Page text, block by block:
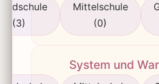
(3)
Mittelschule
(0)
System und